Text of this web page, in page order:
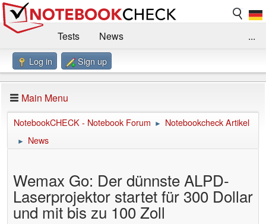
Tests
News
Benchmarks / Technik
Forum
Impressum
...
Log in Sign up
Main Menu
NotebookCHECK - Notebook Forum ► Notebookcheck Artikel
► News
Wemax Go: Der dünnste ALPD-
Laserprojektor startet für 300 Dollar
und mit bis zu 100 Zoll